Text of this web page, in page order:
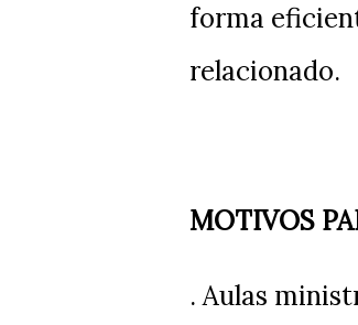
forma
relacionado.
MOTIVOS
. Aulas